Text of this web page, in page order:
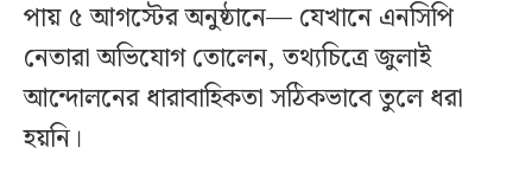
পায় ৫ আগস্টের অনুষ্ঠানে— যেখানে এনসিপি
নেতারা অভিযোগ তোলেন, তথ্যচিত্রে জুলাই
আন্দোলনের ধারাবাহিকতা সঠিকভাবে তুলে ধরা
হয়নি।